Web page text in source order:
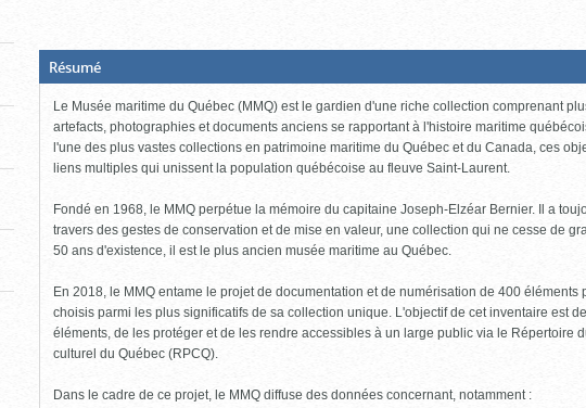
Résumé(Boite
ouverte,
cliquer
pour
fermer)
Le Musée maritime du Québec (MMQ) est le gardien d'une riche collection comprenant
artefacts, photographies et documents anciens se rapportant à l'histoire maritime
l'une des plus vastes collections en patrimoine maritime du Québec et du Canada, ces
liens multiples qui unissent la population québécoise au fleuve Saint-Laurent.
Fondé en 1968, le MMQ perpétue la mémoire du capitaine Joseph-Elzéar Bernier. Il a
travers des gestes de conservation et de mise en valeur, une collection qui ne cesse de
50 ans d'existence, il est le plus ancien musée maritime au Québec.
En 2018, le MMQ entame le projet de documentation et de numérisation de 400 éléments
choisis parmi les plus significatifs de sa collection unique. L'objectif de cet inventaire est
éléments, de les protéger et de les rendre accessibles à un large public via le Répertoire
culturel du Québec (RPCQ).
Dans le cadre de ce projet, le MMQ diffuse des données concernant, notamment :